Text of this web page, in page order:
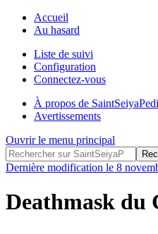
Accueil
Au hasard
Liste de suivi
Configuration
Connectez-vous
À propos de
Avertissements
Ouvrir le menu principal
Dernière modification le 8
Deathmask du